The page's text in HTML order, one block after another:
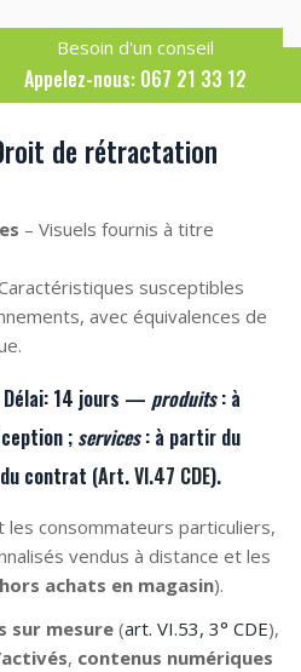
Besoin d'un conseil
Appelez-nous: 067 21 33 12
de rétractation
– Visuels fournis à titre
susceptibles
avec équivalences de
Délai: 14 jours — produits: à
; services: à partir du
contrat (Art. VI.47 CDE).
les consommateurs particuliers,
vendus à distance et les
hors achats en magasin).
sur mesure (art. VI.53, 3° CDE),
, contenus numériques